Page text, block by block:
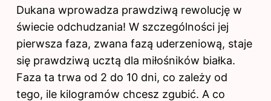
Dukana wprowadza prawdziwą rewolucję w
świecie odchudzania! W szczególności jej
pierwsza faza, zwana fazą uderzeniową, staje
się prawdziwą ucztą dla miłośników białka.
Faza ta trwa od 2 do 10 dni, co zależy od
tego, ile kilogramów chcesz zgubić. A co